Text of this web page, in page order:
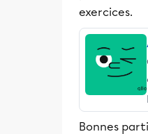
exercices.
Bonnes